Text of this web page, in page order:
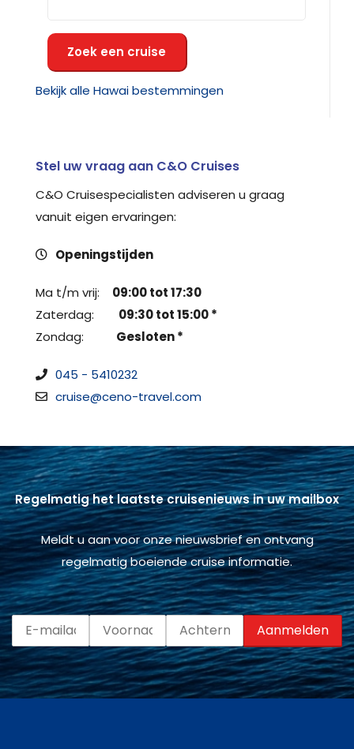
Zoek een cruise
Bekijk alle Hawai bestemmingen
Stel uw vraag aan C&O Cruises
C&O Cruisespecialisten adviseren u graag
vanuit eigen ervaringen:
Openingstijden
Ma t/m vrij: 09:00 tot 17:30
Zaterdag: 09:30 tot 15:00 *
Zondag: Gesloten *
045 - 5410232
cruise@ceno-travel.com
Regelmatig het laatste cruisenieuws in uw mailbox
Meldt u aan voor onze nieuwsbrief en ontvang
regelmatig boeiende cruise informatie.